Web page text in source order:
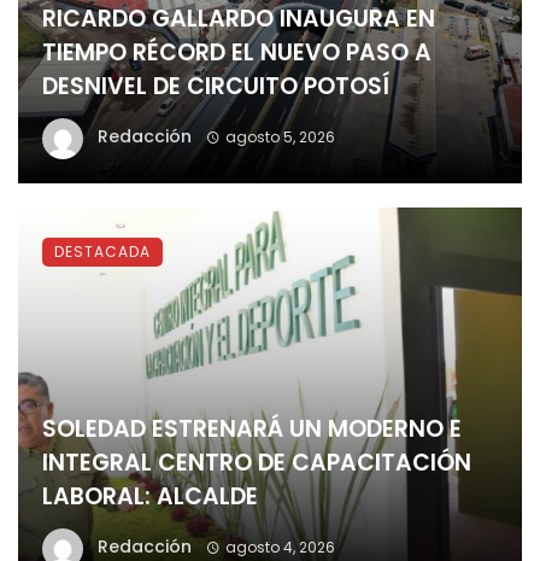
RICARDO GALLARDO INAUGURA EN
TIEMPO RÉCORD EL NUEVO PASO A
DESNIVEL DE CIRCUITO POTOSÍ
Redacción agosto 5, 2026
SOLEDAD ESTRENARÁ UN MODERNO E
INTEGRAL CENTRO DE CAPACITACIÓN
LABORAL: ALCALDE
Redacción agosto 4, 2026
DESTACADA